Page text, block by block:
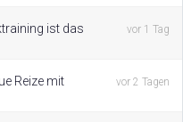
ist das
vor 1 Tag
Reize mit
vor 2 Tagen